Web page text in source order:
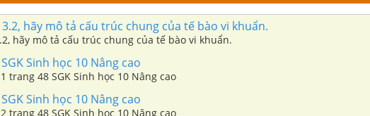
hãy mô tả cấu trúc chung của tế bào vi khuẩn.
hãy mô tả cấu trúc chung của tế bào vi khuẩn.
Sinh học 10 Nâng cao
trang 48 SGK Sinh học 10 Nâng cao
Sinh học 10 Nâng cao
trang 48 SGK Sinh học 10 Nâng cao